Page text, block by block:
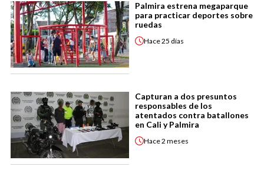
Palmira estrena megaparque
para practicar deportes sobre
ruedas
Hace25 días
Capturan a dos presuntos
responsables de los
atentados contra batallones
en Cali y Palmira
Hace2 meses